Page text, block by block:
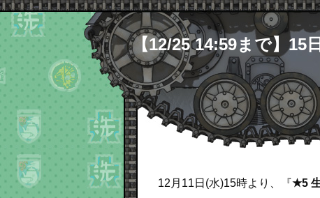
【12/25 14:59まで】15
12月11日(水)15時より、『★5